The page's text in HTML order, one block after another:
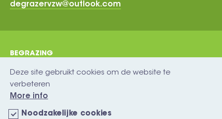
degrazervzw@outlook.com
footer
BEGRAZING
BEZOEK
WOL
Deze site gebruikt cookies om de website te
verbeteren
More info
Noodzakelijke cookies